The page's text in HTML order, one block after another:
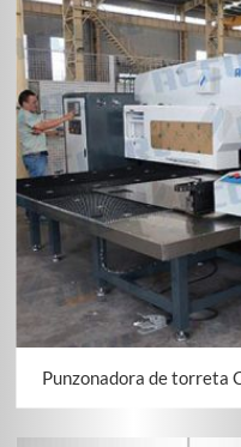
Punzonadora de torreta